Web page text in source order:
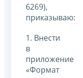
6269),
приказываю:
1. Внести
в
приложение
«Формат